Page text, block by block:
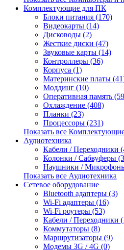
Комплектующие для ПК
Блоки питания (170)
Видеокарты (14)
Дисководы (2)
Жесткие диски (47)
Звуковые карты (14)
Контроллеры (36)
Корпуса (1)
Материнские платы
Моддинг (10)
Оперативная память
Охлаждение (408)
Планки (23)
Процессоры (231)
Показать все
Аудиотехника
Кабели / Переходники
Колонки / Сабвуферы
Наушники /
Показать все Аудиотехника
Сетевое оборудование
Bluetooth адаптеры (3)
Wi-Fi адаптеры (16)
Wi-Fi роутеры (53)
Кабели / Переходники
Коммутаторы (8)
Маршрутизаторы (9)
Модемы 3G / 4G (0)